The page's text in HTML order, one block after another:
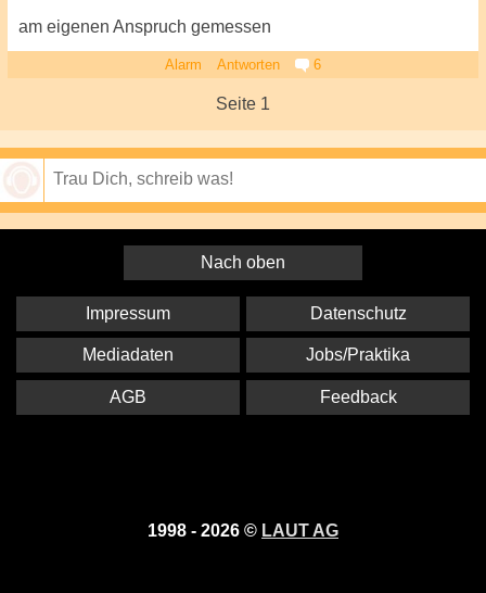
am eigenen Anspruch gemessen
Alarm Antworten 6
Seite 1
Nach oben
1998 - 2026 © LAUT AG
Impressum Datenschutz
Mediadaten Jobs/Praktika
AGB Feedback